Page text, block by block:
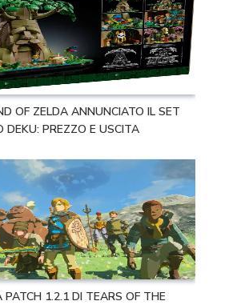
OF ZELDA ANNUNCIATO IL SET
DEKU: PREZZO E USCITA
PATCH 1.2.1 DI TEARS OF THE